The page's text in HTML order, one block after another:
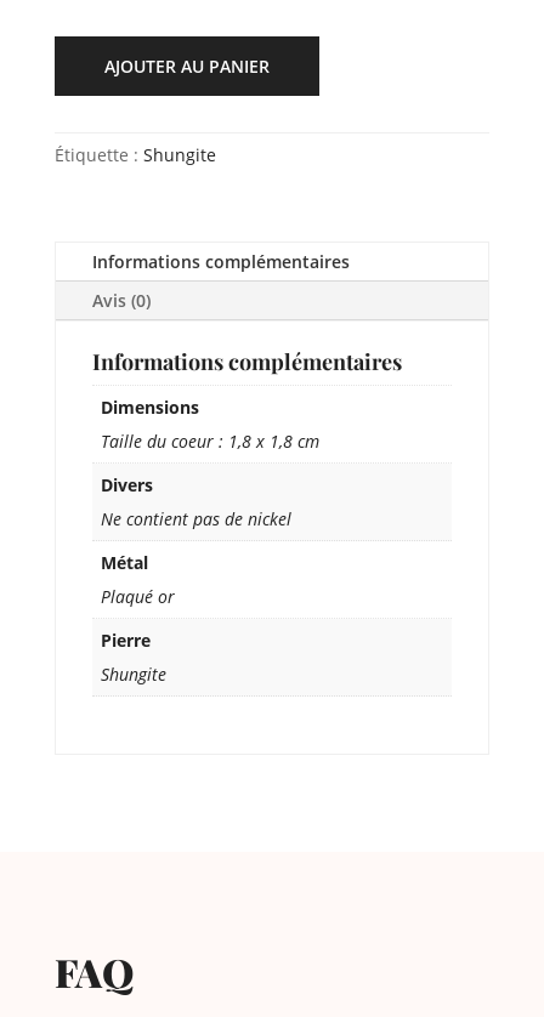
AJOUTER AU PANIER
Étiquette : Shungite
Informations complémentaires
Avis (0)
Informations complémentaires
Dimensions
Taille du coeur : 1,8 x 1,8 cm
Divers
Ne contient pas de nickel
Métal
Plaqué or
Pierre
Shungite
FAQ